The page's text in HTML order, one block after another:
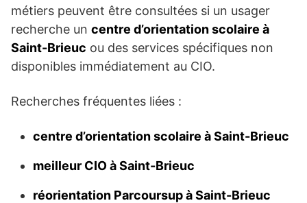
métiers peuvent être consultées si un usager
recherche un centre d’orientation scolaire à
Saint-Brieuc ou des services spécifiques non
disponibles immédiatement au CIO.
Recherches fréquentes liées :
centre d’orientation scolaire à Saint-Brieuc
meilleur CIO à Saint-Brieuc
réorientation Parcoursup à Saint-Brieuc